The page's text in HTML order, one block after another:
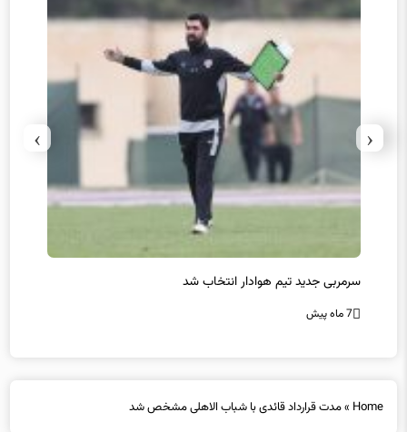
سرمربی جدید تیم هوادار انتخاب شد
7 ماه پیش
‹
›
Home
»مدت قرارداد قائدی با شباب الاهلی مشخص شد